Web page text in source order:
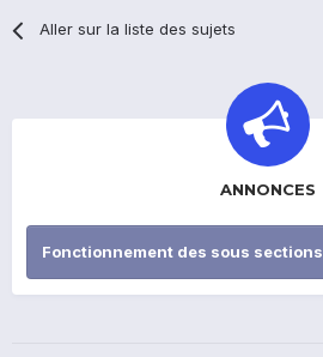
Aller sur la liste des sujets
ANNONCES
Fonctionnement des sous sections